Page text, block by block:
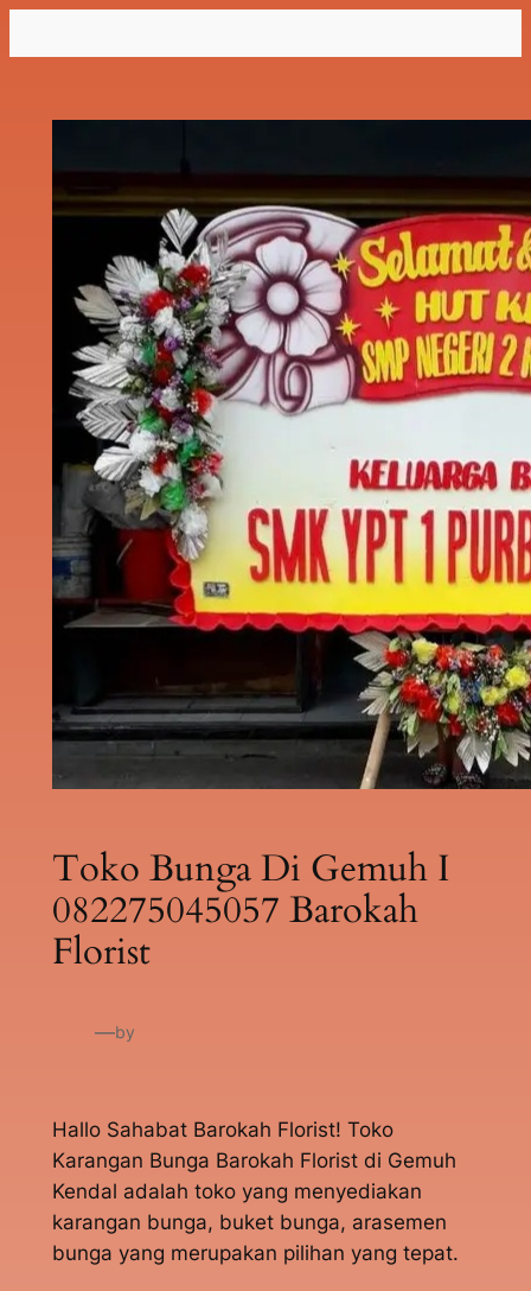
ke
Toko Bunga Di Gemuh I
082275045057 Barokah
Florist
—by
Hallo Sahabat Barokah Florist! Toko
Karangan Bunga Barokah Florist di Gemuh
Kendal adalah toko yang menyediakan
karangan bunga, buket bunga, arasemen
bunga yang merupakan pilihan yang tepat.